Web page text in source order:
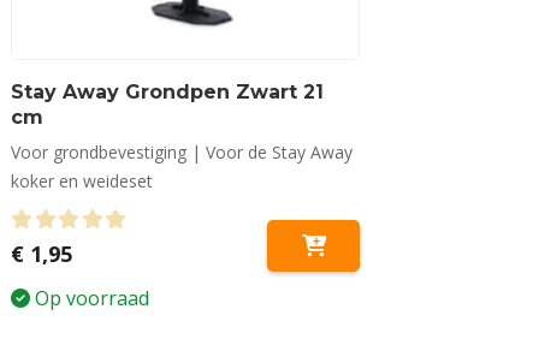
Stay Away Grondpen Zwart 21
cm
Voor grondbevestiging | Voor de Stay Away
koker en weideset
0 out of 5
€ 1,95
Op voorraad